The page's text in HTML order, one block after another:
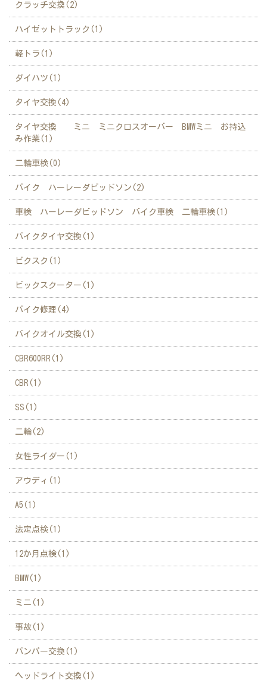
クラッチ交換(2)
ハイゼットトラック(1)
軽トラ(1)
ダイハツ(1)
タイヤ交換(4)
タイヤ交換 ミニ ミニクロスオーバー BMWミニ お持込
み作業(1)
二輪車検(0)
バイク ハーレーダビッドソン(2)
車検 ハーレーダビッドソン バイク車検 二輪車検(1)
バイクタイヤ交換(1)
ビクスク(1)
ビックスクーター(1)
バイク修理(4)
バイクオイル交換(1)
CBR600RR(1)
CBR(1)
SS(1)
二輪(2)
女性ライダー(1)
アウディ(1)
A5(1)
法定点検(1)
12か月点検(1)
BMW(1)
ミニ(1)
事故(1)
バンパー交換(1)
ヘッドライト交換(1)